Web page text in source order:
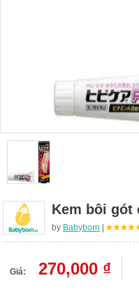
Kem bôi gót
by Babyborn |
Giá: 270,000 ₫